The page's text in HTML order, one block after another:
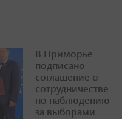
В Приморье
подписано
соглашение о
сотрудничестве
по наблюдению
за выборами